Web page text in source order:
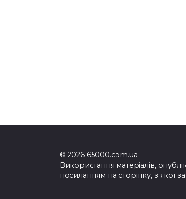
© 2026 65000.com.ua
Використання матеріалів,
посиланням на сторінку, з якої